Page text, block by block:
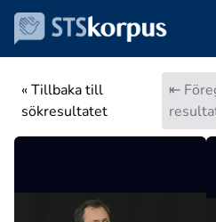
« Tillbaka till
sökresultatet
⇤